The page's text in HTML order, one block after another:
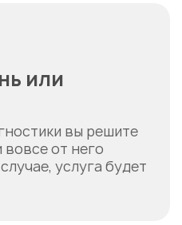
или
вы решите
от него
услуга будет